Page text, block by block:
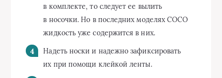
в комплекте, то следует ее вылить
в носочки. Но в последних моделях СОСО
жидкость уже содержится в них.
Надеть носки и надежно зафиксировать
их при помощи клейкой ленты.